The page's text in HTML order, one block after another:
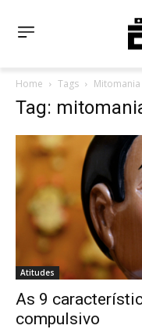
Home Tags Mitomania
Tag:
Atitudes
As 9
compulsivo